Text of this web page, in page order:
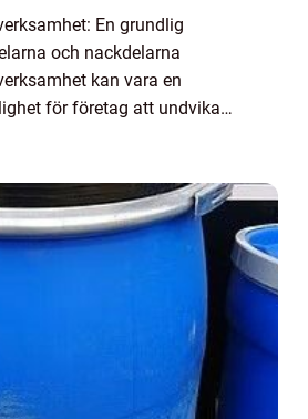
En grundlig
och nackdelarna
kan vara en
för företag att undvika